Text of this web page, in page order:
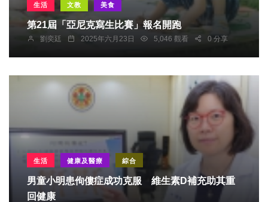
生活 文教 美食
第21屆「亞尼克寫生比賽」報名開跑
劉奕廷 2025年六月23日 5,046 觀看 0 分享
生活 健康及醫療 綜合
男童小明患佝僂症成功克服 維生素D補充助其重
回健康